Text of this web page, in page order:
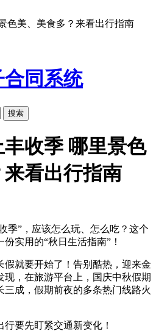
色美、美食多？来看出行指南
同系统
搜索
收季 哪里景色
看出行指南
”，应该怎么玩、怎么吃？这个
实用的“秋日生活指南”！
就要开始了！告别酷热，迎来金
，在旅游平台上，国庆中秋假期
三成，假期前夜的多条热门线路火
要先盯紧交通新变化！